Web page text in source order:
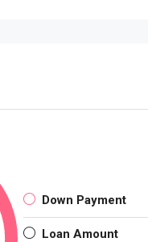
Down Payment
Loan Amount